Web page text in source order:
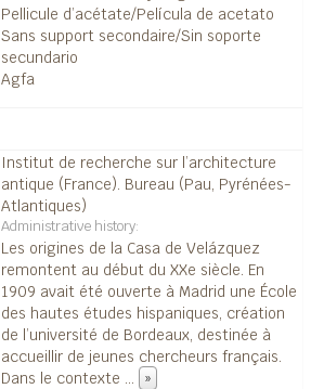
13388 - Temples.
13389 - Temples.
13394 - Temples.
13395 - Temples.
13396 - Temples.
13397 - Temples. 2120.
13398 - Temples.
13399 - Temples.
13400 - Temples.
14076 - Chapiteau/Capitel.
14077 - Chapiteau/Capitel.
Pellicule d’acétate/Película de acetato
Sans support secondaire/Sin soporte
secundario
Agfa
Institut de recherche sur l’architecture
antique (France). Bureau (Pau, Pyrénées-
Atlantiques)
Administrative history
Les origines de la Casa de Velázquez
remontent au début du XXe siècle. En
1909 avait été ouverte à Madrid une École
des hautes études hispaniques, création
de l’université de Bordeaux, destinée à
accueillir de jeunes chercheurs français.
Dans le contexte ... »